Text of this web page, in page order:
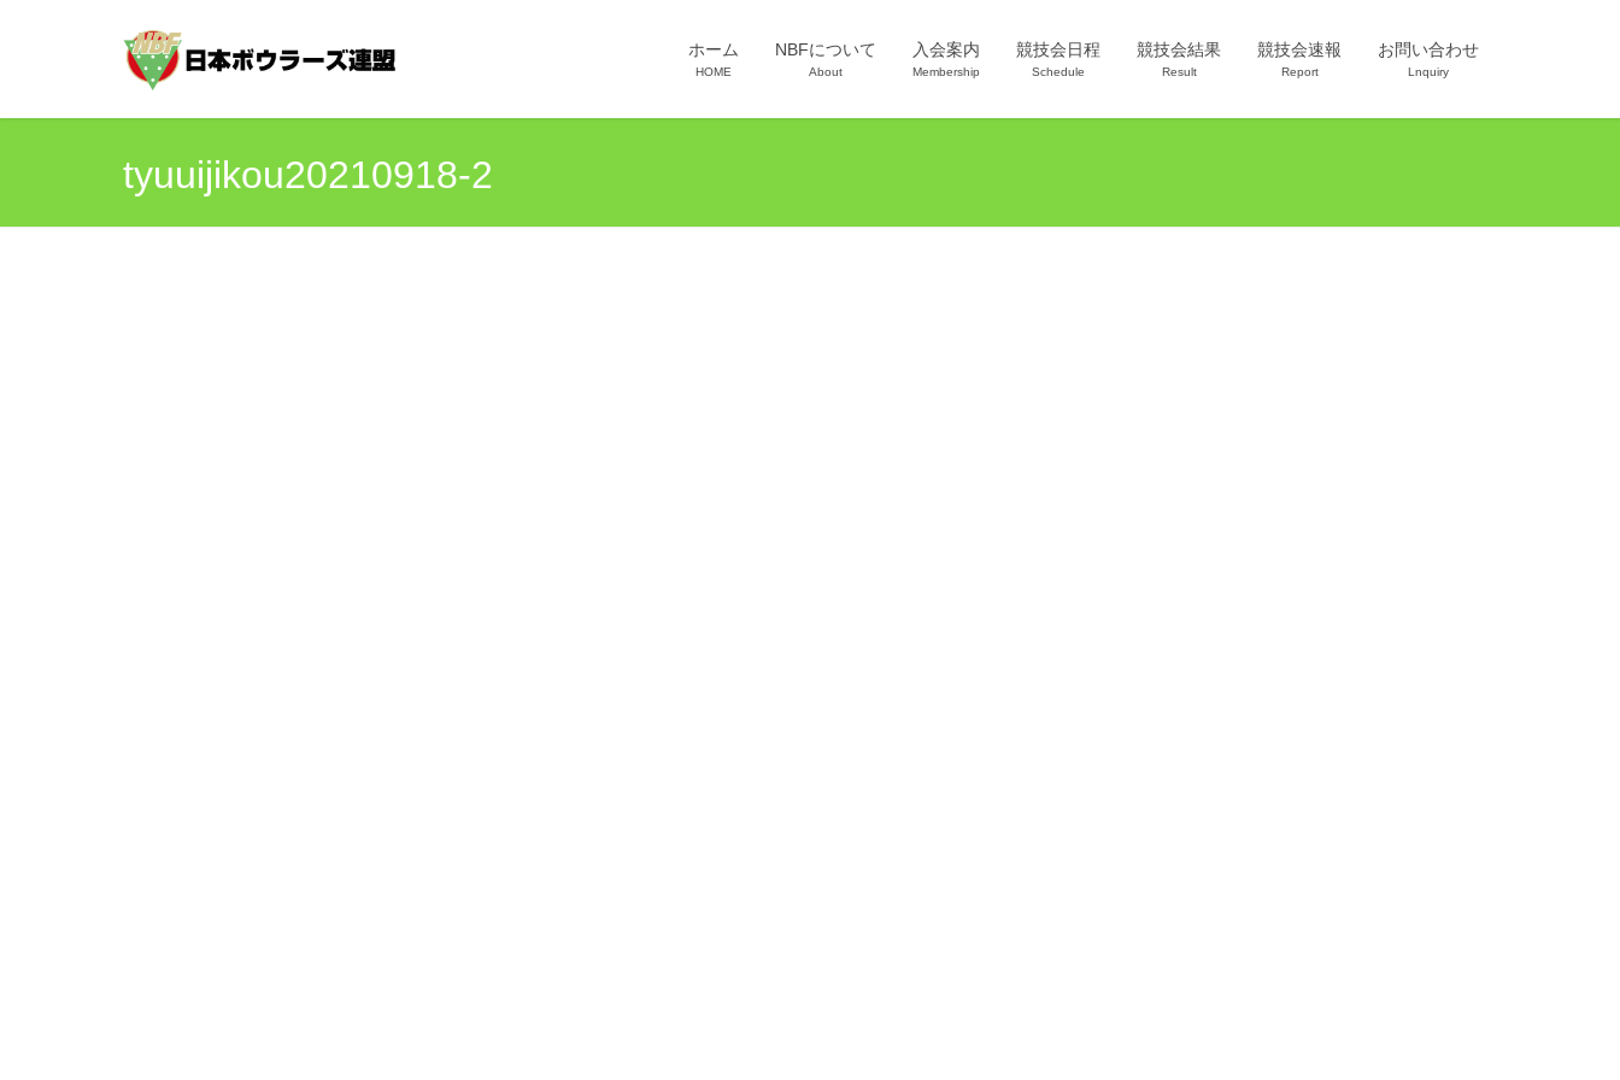
ホーム
HOME
NBFについて
About
入会案内
Membership
競技会日程
Schedule
競技会結果
Result
競技会速報
Report
お問い合わせ
Lnquiry
tyuuijikou20210918-2